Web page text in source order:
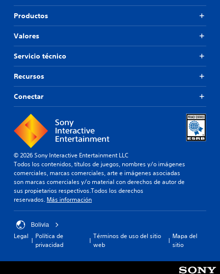
Productos
Valores
Servicio técnico
Recursos
Conectar
© 2026 Sony Interactive Entertainment LLC
Todos los contenidos, títulos de juegos, nombres y/o imágenes
comerciales, marcas comerciales, arte e imágenes asociadas
son marcas comerciales y/o material con derechos de autor de
sus propietarios respectivos.Todos los derechos
reservados. Más información
Bolivia
Legal
Política de
privacidad
Términos de uso del sitio
web
Mapa del
sitio